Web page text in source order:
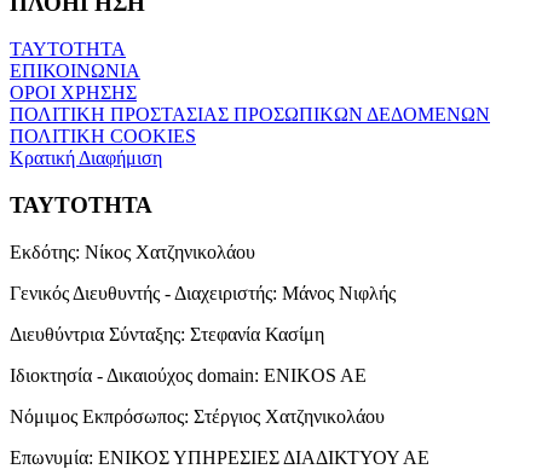
ΤΑΥΤΟΤΗΤΑ
ΕΠΙΚΟΙΝΩΝΙΑ
ΟΡΟΙ ΧΡΗΣΗΣ
ΠΟΛΙΤΙΚΗ ΠΡΟΣΤΑΣΙΑΣ ΠΡΟΣΩΠΙΚΩΝ ΔΕΔΟΜΕΝΩΝ
ΠΟΛΙΤΙΚΗ COOKIES
Κρατική Διαφήμιση
ΤΑΥΤΟΤΗΤΑ
Εκδότης: Νίκος Χατζηνικολάου
Γενικός Διευθυντής - Διαχειριστής: Μάνος Νιφλής
Διευθύντρια Σύνταξης: Στεφανία Κασίμη
Ιδιοκτησία - Δικαιούχος domain: ENIKOS AE
Νόμιμος Εκπρόσωπος: Στέργιος Χατζηνικολάου
Επωνυμία: ΕΝΙΚΟΣ ΥΠΗΡΕΣΙΕΣ ΔΙΑΔΙΚΤΥΟΥ ΑΕ